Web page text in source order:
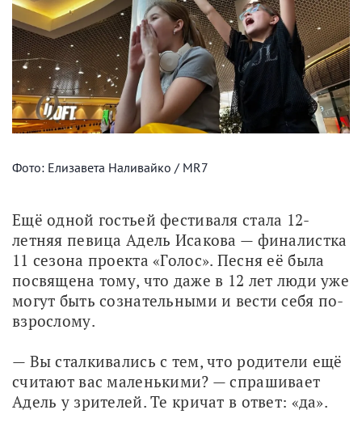
Фото: Елизавета Наливайко / MR7
Ещё одной гостьей фестиваля стала 12-
летняя певица Адель Исакова — финалистка
11 сезона проекта «Голос». Песня её была
посвящена тому, что даже в 12 лет люди уже
могут быть сознательными и вести себя по-
взрослому.
— Вы сталкивались с тем, что родители ещё
считают вас маленькими? — спрашивает
Адель у зрителей. Те кричат в ответ: «да».